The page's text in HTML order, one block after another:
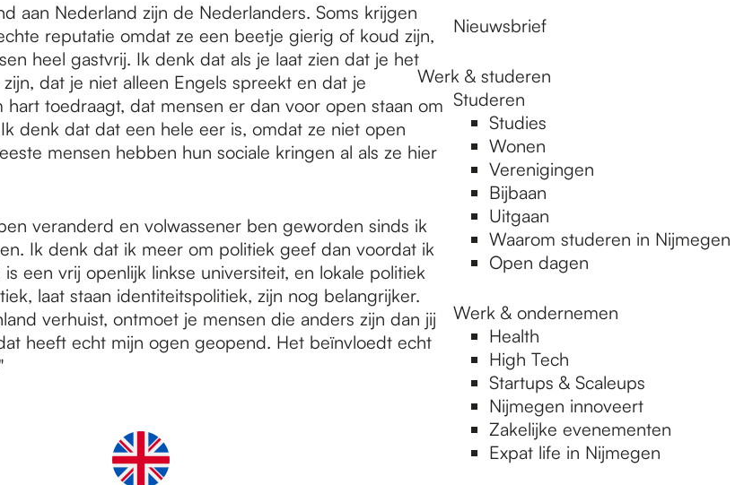
Nieuwsbrief
Werk & studeren
Studeren
Studies
Wonen
Verenigingen
Bijbaan
Uitgaan
Waarom studeren in Nijmegen
Open dagen
Werk & ondernemen
Health
High Tech
Startups & Scaleups
Nijmegen innoveert
Zakelijke evenementen
Expat life in Nijmegen
aan Nederland zijn de Nederlanders. Soms krijgen
reputatie omdat ze een beetje gierig of koud zijn,
heel gastvrij. Ik denk dat als je laat zien dat je het
dat je niet alleen Engels spreekt en dat je
hart toedraagt, dat mensen er dan voor open staan om
denk dat dat een hele eer is, omdat ze niet open
mensen hebben hun sociale kringen al als ze hier
veranderd en volwassener ben geworden sinds ik
Ik denk dat ik meer om politiek geef dan voordat ik
een vrij openlijk linkse universiteit, en lokale politiek
laat staan identiteitspolitiek, zijn nog belangrijker.
verhuist, ontmoet je mensen die anders zijn dan jij
heeft echt mijn ogen geopend. Het beïnvloedt echt